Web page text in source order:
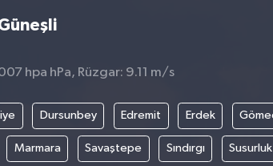
hpa hPa, Rüzgar: 9.11 m/s
Dursunbey Edremit Erdek
Marmara Savaştepe Sındırgı Susurluk